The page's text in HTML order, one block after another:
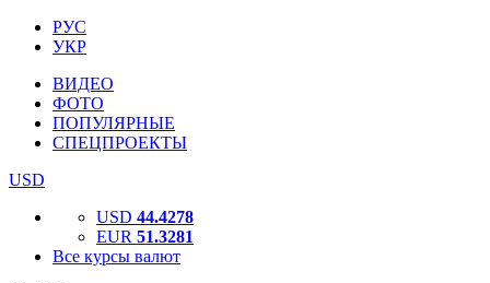
РУС
УКР
ВИДЕО
ФОТО
ПОПУЛЯРНЫЕ
СПЕЦПРОЕКТЫ
USD
USD 44.4278
EUR 51.3281
Все курсы валют